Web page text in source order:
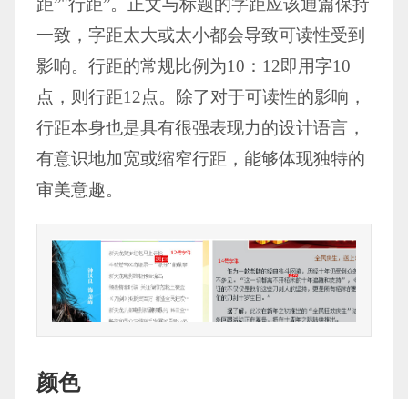
距”"行距”。正文与标题的字距应该通篇保持
一致，字距太大或太小都会导致可读性受到
影响。行距的常规比例为10：12即用字10
点，则行距12点。除了对于可读性的影响，
行距本身也是具有很强表现力的设计语言，
有意识地加宽或缩窄行距，能够体现独特的
审美意趣。
颜色